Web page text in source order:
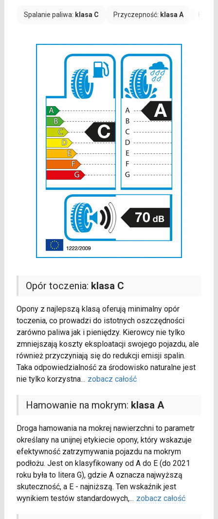
Spalanie paliwa: klasa C Przyczepność: klasa A
Opór toczenia: klasa C
Opony z najlepszą klasą oferują minimalny opór
toczenia, co prowadzi do istotnych oszczędności
zarówno paliwa jak i pieniędzy. Kierowcy nie tylko
zmniejszają koszty eksploatacji swojego pojazdu, ale
również przyczyniają się do redukcji emisji spalin.
Taka odpowiedzialność za środowisko naturalne jest
nie tylko korzystna... zobacz całość
Hamowanie na mokrym: klasa A
Droga hamowania na mokrej nawierzchni to parametr
określany na unijnej etykiecie opony, który wskazuje
efektywność zatrzymywania pojazdu na mokrym
podłożu. Jest on klasyfikowany od A do E (do 2021
roku była to litera G), gdzie A oznacza najwyższą
skuteczność, a E - najniższą. Ten wskaźnik jest
wynikiem testów standardowych,... zobacz całość